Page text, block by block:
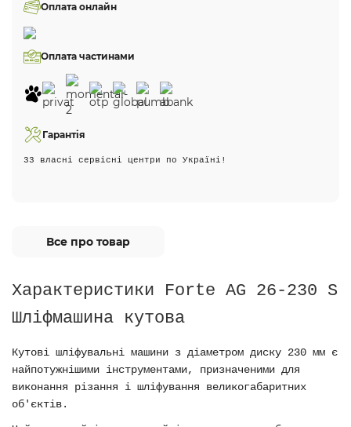
Оплата онлайн
Оплата частинами
Гарантія
33 власні сервісні центри по Україні!
Все про товар
Характеристики Forte AG 26-230 S
Шліфмашина кутова
Кутові шліфувальні машини з діаметром диску 230 мм є
найпотужнішими інструментами, призначеними для
виконання різання і шліфування великогабаритних
об'єктів.